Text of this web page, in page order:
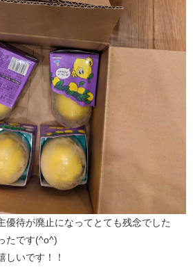
優待が廃止になってとても残念でした
たです(^o^)
しいです！！